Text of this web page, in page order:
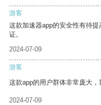
游客
这款加速器app的安全性有待
证。
2024-07-09
游客
这款app的用户群体非常庞大，
2024-07-09